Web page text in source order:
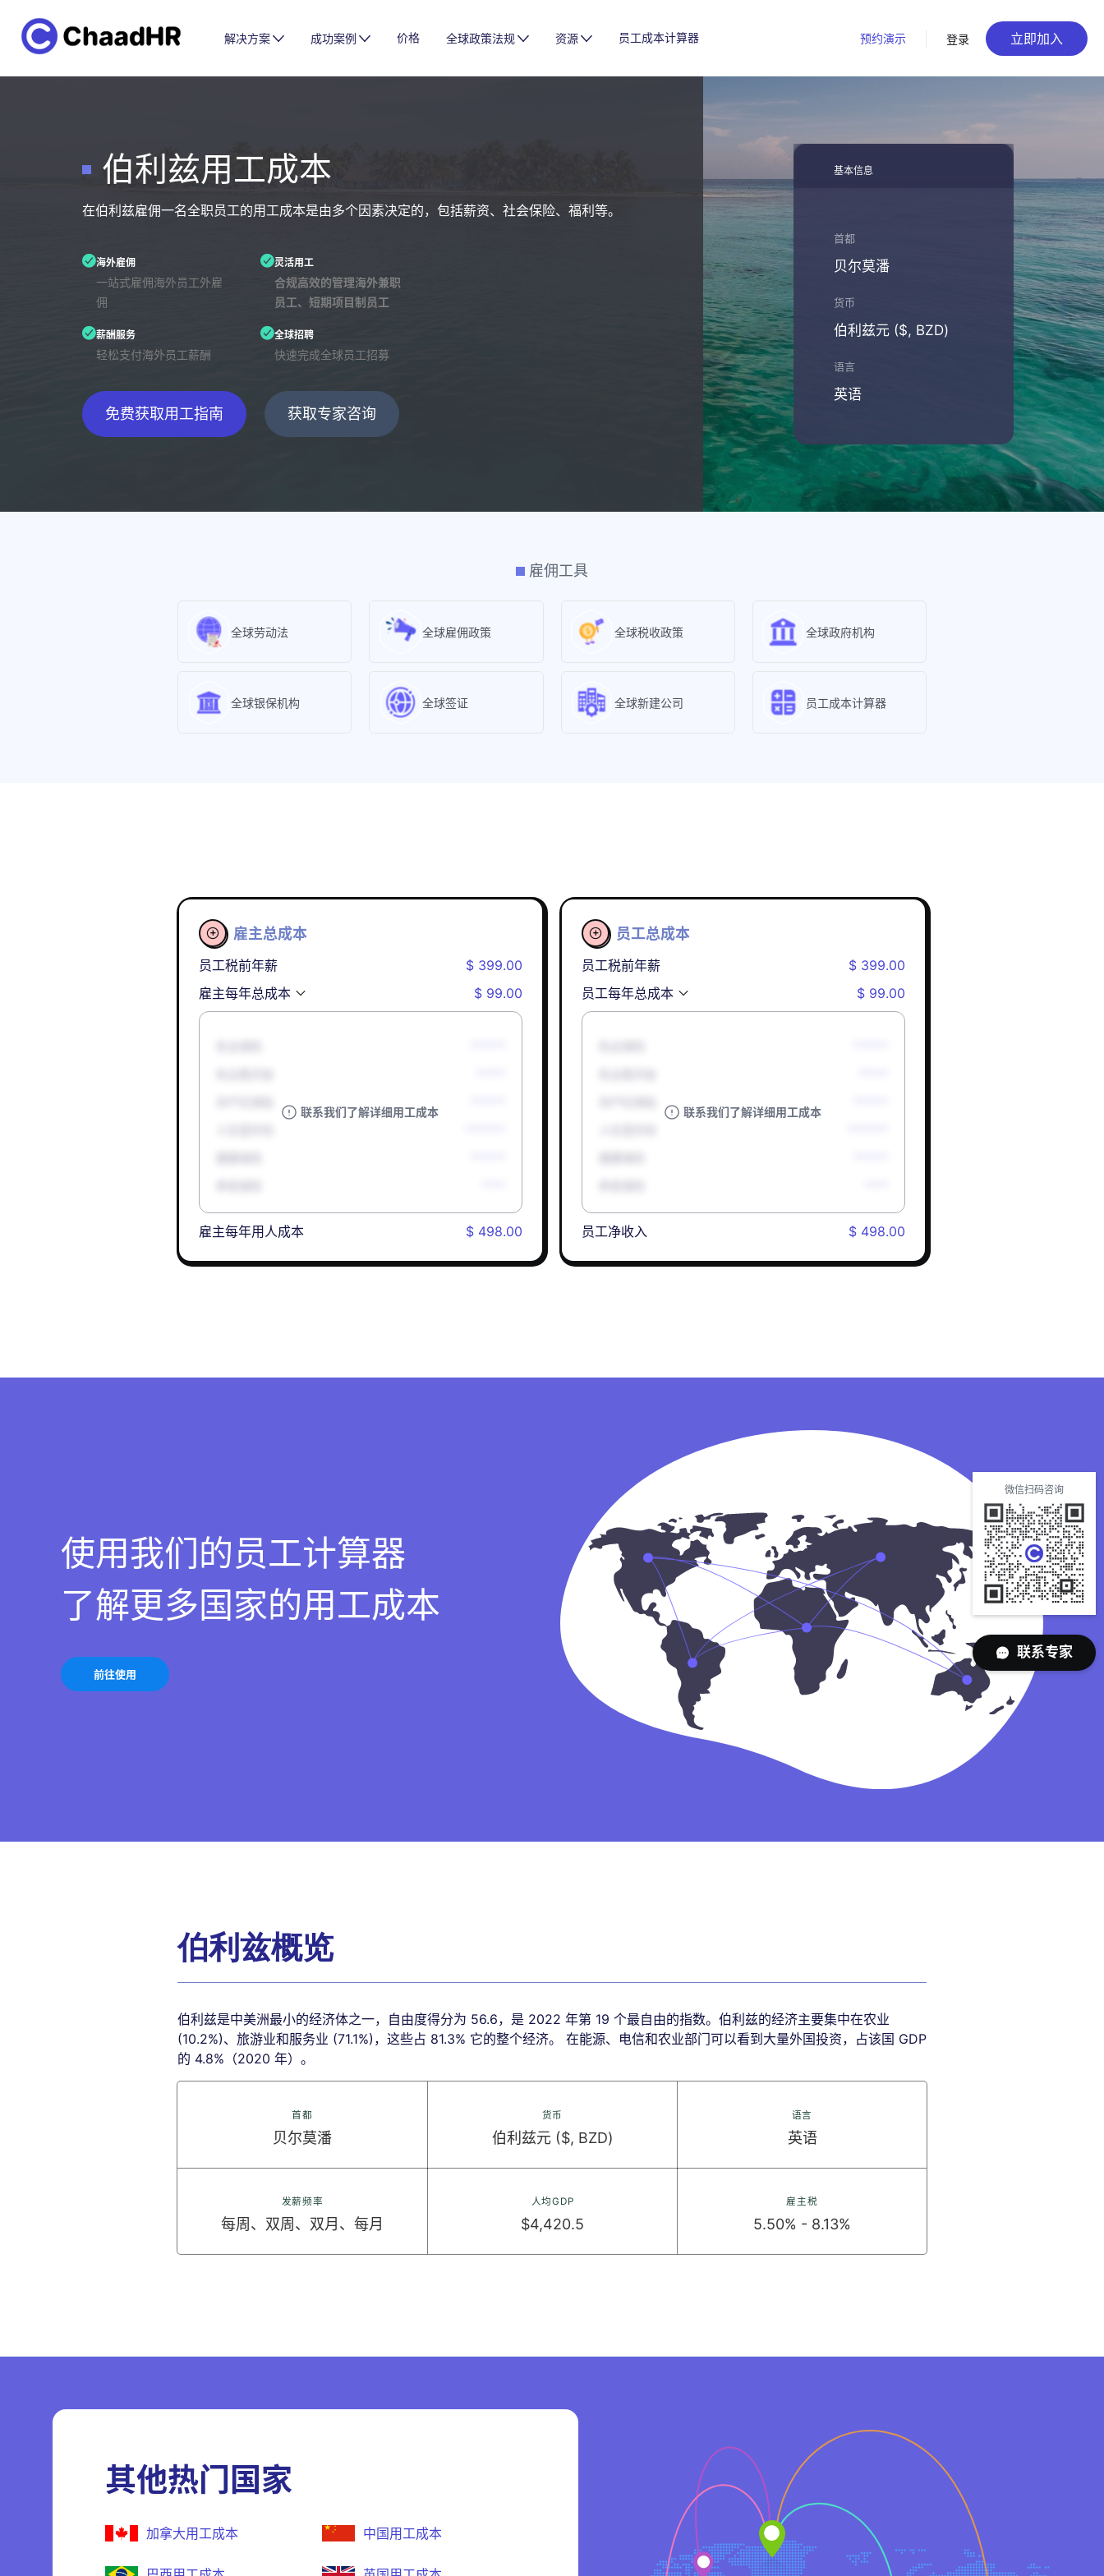
解决方案 成功案例 价格 全球政策法规 资源 员工成本计算器 预约演示 登录 立即加入
伯利兹用工成本
在伯利兹雇佣一名全职员工的用工成本是由多个因素决定的，包括薪资、社会保险、福利等。
海外雇佣
一站式雇佣海外员工外雇
佣
灵活用工
合规高效的管理海外兼职
员工、短期项目制员工
薪酬服务
轻松支付海外员工薪酬
全球招聘
快速完成全球员工招募
免费获取用工指南 获取专家咨询
基本信息
首都
贝尔莫潘
货币
伯利兹元 ($, BZD)
语言
英语
雇佣工具
全球劳动法 全球雇佣政策 全球税收政策 全球政府机构
全球银保机构 全球签证 全球新建公司 员工成本计算器
 雇主总成本
员工税前年薪
$ 399.00
雇主每年总成本
$ 99.00
联系我们了解详细用工成本
雇主每年用人成本 $ 498.00
 员工总成本
员工税前年薪
$ 399.00
员工每年总成本
$ 99.00
联系我们了解详细用工成本
员工净收入 $ 498.00
使用我们的员工计算器
了解更多国家的用工成本
前往使用
伯利兹概览
伯利兹是中美洲最小的经济体之一，自由度得分为 56.6，是 2022 年第 19 个最自由的指数。伯利兹的经济主要集中在农业
(10.2%)、旅游业和服务业 (71.1%)，这些占 81.3% 它的整个经济。 在能源、电信和农业部门可以看到大量外国投资，占该国 GDP
的 4.8%（2020 年）。
首都
贝尔莫潘
货币
伯利兹元 ($, BZD)
语言
英语
发薪频率
每周、双周、双月、每月
人均GDP
$4,420.5
雇主税
5.50% - 8.13%
其他热门国家
加拿大用工成本 中国用工成本
微信扫码咨询
联系专家